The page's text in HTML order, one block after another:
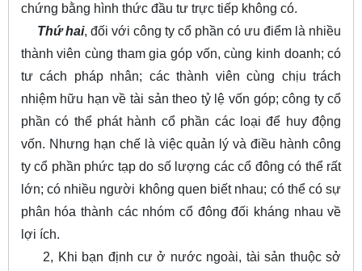
chứng bằng hình thức đầu tư trực tiếp không có.
Thứ hai, đối với công ty cổ phần có ưu điểm là nhiều
thành viên cùng tham gia góp vốn, cùng kinh doanh; có
tư cách pháp nhân; các thành viên cùng chịu trách
nhiệm hữu hạn về tài sản theo tỷ lệ vốn góp; công ty cổ
phần có thể phát hành cổ phần các loại để huy động
vốn. Nhưng hạn chế là việc quản lý và điều hành công
ty cổ phần phức tạp do số lượng các cổ đông có thể rất
lớn; có nhiều người không quen biết nhau; có thể có sự
phân hóa thành các nhóm cổ đông đối kháng nhau về
lợi ích.
2, Khi bạn định cư ở nước ngoài, tài sản thuộc sở